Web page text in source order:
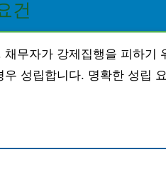
건
무자가 강제집행을 피하기
성립합니다. 명확한 성립